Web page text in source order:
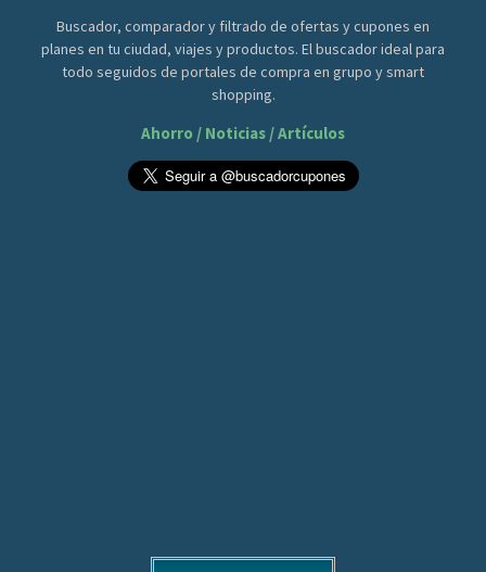
Buscador, comparador y filtrado de ofertas y cupones en
planes en tu ciudad, viajes y productos. El buscador ideal para
todo seguidos de portales de compra en grupo y smart
shopping.
Ahorro / Noticias / Artículos